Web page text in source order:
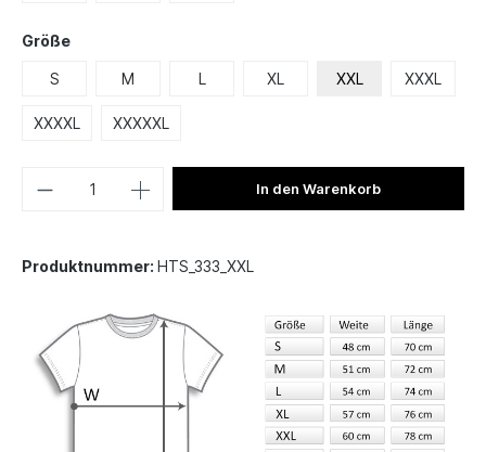
Größe
S M L XL XXL XXXL
XXXXL XXXXXL
In den Warenkorb
Produktnummer: HTS_333_XXL